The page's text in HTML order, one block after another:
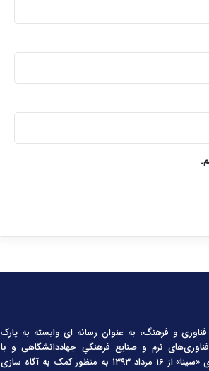
فناوری و فرهنگ، به عنوان رسانه ای وابسته به پارک
نرم و صنایع فرهنگیِ جهاددانشگاهی و با
عنوان اختصاری «سینا» از ۱۶ مرداد ۱۳۹۳ به منظور کمک به آگاه سازی